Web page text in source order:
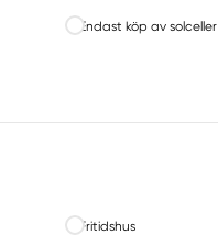
Endast köp av solceller
Fritidshus